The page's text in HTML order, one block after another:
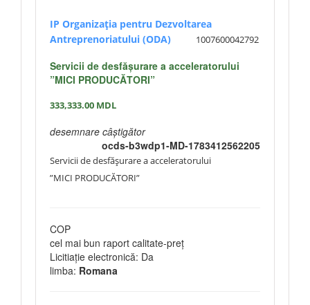
IP Organizaţia pentru Dezvoltarea
Antreprenoriatului (ODA)
1007600042792
Servicii de desfășurare a acceleratorului
”MICI PRODUCĂTORI”
333,333.00 MDL
desemnare câștigător
ocds-b3wdp1-MD-1783412562205
Servicii de desfășurare a acceleratorului
”MICI PRODUCĂTORI”
COP
cel mai bun raport calitate-preţ
Licitiație electronică: Da
limba: Romana